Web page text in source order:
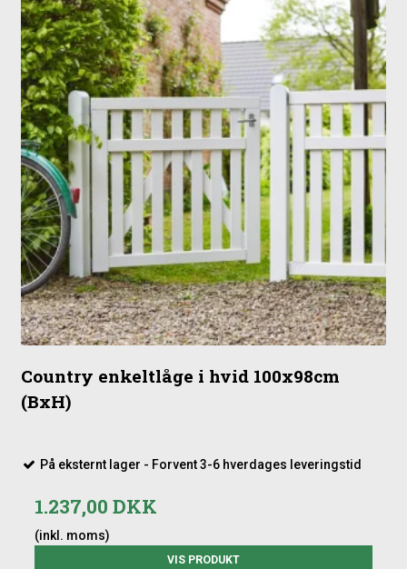
Country enkeltlåge i hvid 100x98cm
(BxH)
På eksternt lager - Forvent 3-6 hverdages leveringstid
1.237,00 DKK
(inkl. moms)
VIS PRODUKT